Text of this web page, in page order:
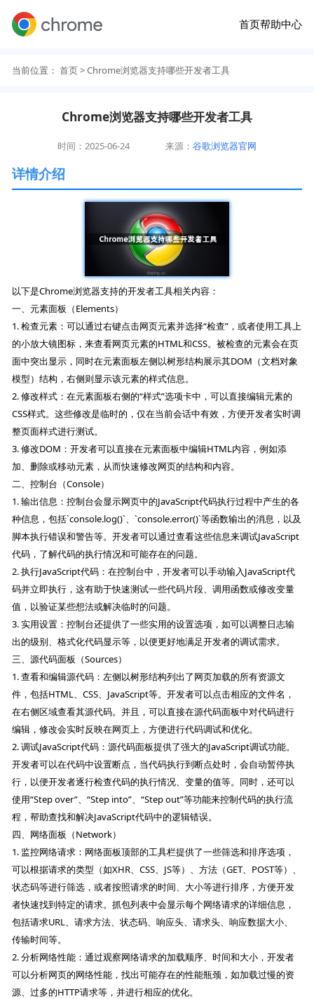
首页帮助中心
当前位置： 首页> Chrome浏览器支持哪些开发者工具
Chrome浏览器支持哪些开发者工具
时间：2025-06-24 来源：谷歌浏览器官网
详情介绍
以下是Chrome浏览器支持的开发者工具相关内容：
一、元素面板（Elements）
1. 检查元素：可以通过右键点击网页元素并选择“检查”，或者使用工具上
的小放大镜图标，来查看网页元素的HTML和CSS。被检查的元素会在页
面中突出显示，同时在元素面板左侧以树形结构展示其DOM（文档对象
模型）结构，右侧则显示该元素的样式信息。
2. 修改样式：在元素面板右侧的“样式”选项卡中，可以直接编辑元素的
CSS样式。这些修改是临时的，仅在当前会话中有效，方便开发者实时调
整页面样式进行测试。
3. 修改DOM：开发者可以直接在元素面板中编辑HTML内容，例如添
加、删除或移动元素，从而快速修改网页的结构和内容。
二、控制台（Console）
1. 输出信息：控制台会显示网页中的JavaScript代码执行过程中产生的各
种信息，包括`console.log()`、`console.error()`等函数输出的消息，以及
脚本执行错误和警告等。开发者可以通过查看这些信息来调试JavaScript
代码，了解代码的执行情况和可能存在的问题。
2. 执行JavaScript代码：在控制台中，开发者可以手动输入JavaScript代
码并立即执行，这有助于快速测试一些代码片段、调用函数或修改变量
值，以验证某些想法或解决临时的问题。
3. 实用设置：控制台还提供了一些实用的设置选项，如可以调整日志输
出的级别、格式化代码显示等，以便更好地满足开发者的调试需求。
三、源代码面板（Sources）
1. 查看和编辑源代码：左侧以树形结构列出了网页加载的所有资源文
件，包括HTML、CSS、JavaScript等。开发者可以点击相应的文件名，
在右侧区域查看其源代码。并且，可以直接在源代码面板中对代码进行
编辑，修改会实时反映在网页上，方便进行代码调试和优化。
2. 调试JavaScript代码：源代码面板提供了强大的JavaScript调试功能。
开发者可以在代码中设置断点，当代码执行到断点处时，会自动暂停执
行，以便开发者逐行检查代码的执行情况、变量的值等。同时，还可以
使用“Step over”、“Step into”、“Step out”等功能来控制代码的执行流
程，帮助查找和解决JavaScript代码中的逻辑错误。
四、网络面板（Network）
1. 监控网络请求：网络面板顶部的工具栏提供了一些筛选和排序选项，
可以根据请求的类型（如XHR、CSS、JS等）、方法（GET、POST等）、
状态码等进行筛选，或者按照请求的时间、大小等进行排序，方便开发
者快速找到特定的请求。抓包列表中会显示每个网络请求的详细信息，
包括请求URL、请求方法、状态码、响应头、请求头、响应数据大小、
传输时间等。
2. 分析网络性能：通过观察网络请求的加载顺序、时间和大小，开发者
可以分析网页的网络性能，找出可能存在的性能瓶颈，如加载过慢的资
源、过多的HTTP请求等，并进行相应的优化。